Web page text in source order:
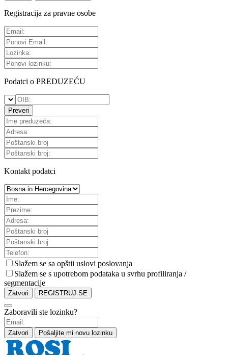
Registracija za pravne osobe
Podatci o PREDUZEĆU
Preveri
Kontakt podatci
Slažem se sa opštii uslovi poslovanja
Slažem se s upotrebom podataka u svrhu profiliranja /
segmentacije
Zatvori REGISTRUJ SE
Zaboravili ste lozinku?
Zatvori Pošaljite mi novu lozinku